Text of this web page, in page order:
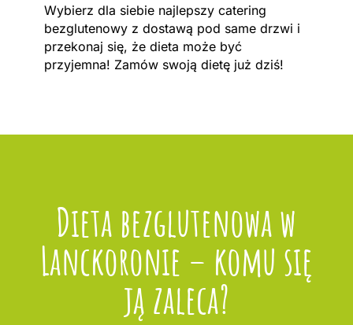
Wybierz dla siebie najlepszy catering
bezglutenowy z dostawą pod same drzwi i
przekonaj się, że dieta może być
przyjemna! Zamów swoją dietę już dziś!
Dieta bezglutenowa w
Lanckoronie – komu się
ją zaleca?